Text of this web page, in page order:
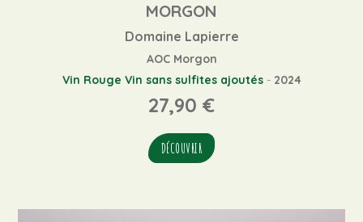
MORGON
Domaine Lapierre
AOC Morgon
Vin Rouge Vin sans sulfites ajoutés- 2024
27,90 €
DÉCOUVRIR